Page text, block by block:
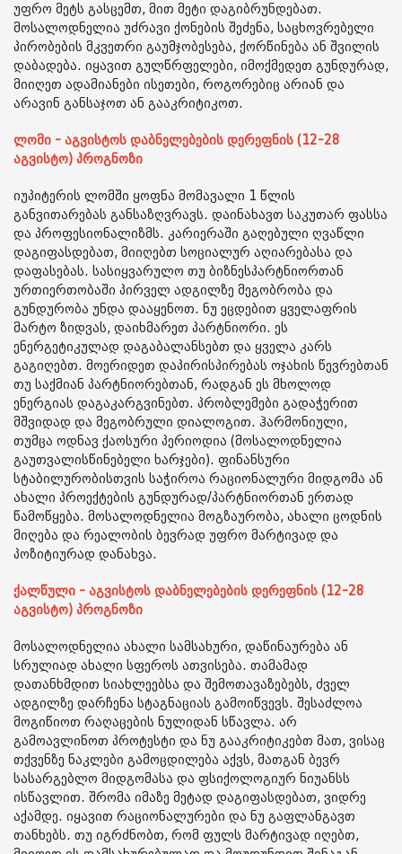
უფრო მეტს გასცემთ, მით მეტი დაგიბრუნდებათ.
მოსალოდნელია უძრავი ქონების შეძენა, საცხოვრებელი
პირობების მკვეთრი გაუმჯობესება, ქორწინება ან შვილის
დაბადება. იყავით გულწრფელები, იმოქმედეთ გუნდურად,
მიიღეთ ადამიანები ისეთები, როგორებიც არიან და
არავინ განსაჯოთ ან გააკრიტიკოთ.
ლომი - აგვისტოს დაბნელებების დერეფნის (12-28
აგვისტო) პროგნოზი
იუპიტერის ლომში ყოფნა მომავალი 1 წლის
განვითარებას განსაზღვრავს. დაინახავთ საკუთარ ფასსა
და პროფესიონალიზმს. კარიერაში გაღებული ღვაწლი
დაგიფასდებათ, მიიღებთ სოციალურ აღიარებასა და
დაფასებას. სასიყვარულო თუ ბიზნესპარტნიორთან
ურთიერთობაში პირველ ადგილზე მეგობრობა და
გუნდურობა უნდა დააყენოთ. ნუ ეცდებით ყველაფრის
მარტო ზიდვას, დაიხმარეთ პარტნიორი. ეს
ენერგეტიკულად დაგაბალანსებთ და ყველა კარს
გაგიღებთ. მოერიდეთ დაპირისპირებას ოჯახის წევრებთან
თუ საქმიან პარტნიორებთან, რადგან ეს მხოლოდ
ენერგიას დაგაკარგვინებთ. პრობლემები გადაჭერით
მშვიდად და მეგობრული დიალოგით. ჰარმონიული,
თუმცა ოდნავ ქაოსური პერიოდია (მოსალოდნელია
გაუთვალისწინებელი ხარჯები). ფინანსური
სტაბილურობისთვის საჭიროა რაციონალური მიდგომა ან
ახალი პროექტების გუნდურად/პარტნიორთან ერთად
წამოწყება. მოსალოდნელია მოგზაურობა, ახალი ცოდნის
მიღება და რეალობის ბევრად უფრო მარტივად და
პოზიტიურად დანახვა.
ქალწული - აგვისტოს დაბნელებების დერეფნის (12-28
აგვისტო) პროგნოზი
მოსალოდნელია ახალი სამსახური, დაწინაურება ან
სრულიად ახალი სფეროს ათვისება. თამამად
დათანხმდით სიახლეებსა და შემოთავაზებებს, ძველ
ადგილზე დარჩენა სტაგნაციას გამოიწვევს. შესაძლოა
მოგიწიოთ რაღაცების ნულიდან სწავლა. არ
გამოავლინოთ პროტესტი და ნუ გააკრიტიკებთ მათ, ვისაც
თქვენზე ნაკლები გამოცდილება აქვს, მათგან ბევრ
სასარგებლო მიდგომასა და ფსიქოლოგიურ ნიუანსს
ისწავლით. შრომა იმაზე მეტად დაგიფასდებათ, ვიდრე
აქამდე. იყავით რაციონალურები და ნუ გაფლანგავთ
თანხებს. თუ იგრძნობთ, რომ ფულს მარტივად იღებთ,